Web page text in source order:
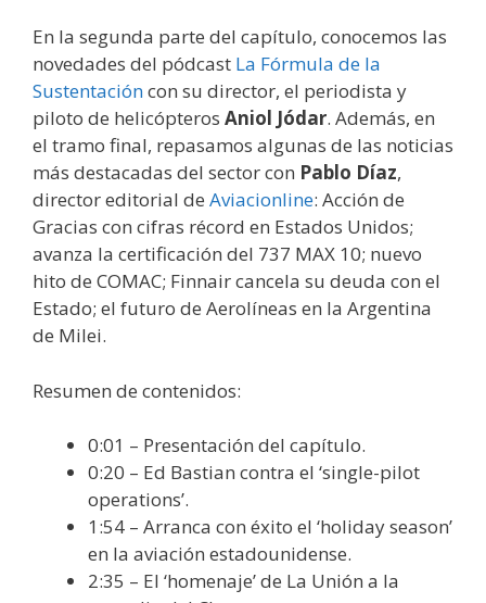
En la segunda parte del capítulo, conocemos las
novedades del pódcast La Fórmula de la
Sustentacióncon su director, el periodista y
piloto de helicópteros Aniol Jódar. Además, en
el tramo final, repasamos algunas de las noticias
más destacadas del sector con Pablo Díaz,
director editorial de Aviacionline: Acción de
Gracias con cifras récord en Estados Unidos;
avanza la certificación del 737 MAX 10; nuevo
hito de COMAC; Finnair cancela su deuda con el
Estado; el futuro de Aerolíneas en la Argentina
de Milei.
Resumen de contenidos:
0:01 – Presentación del capítulo.
0:20 – Ed Bastian contra el ‘single-pilot
operations’.
1:54 – Arranca con éxito el ‘holiday season’
en la aviación estadounidense.
2:35 – El ‘homenaje’ de La Unión a la